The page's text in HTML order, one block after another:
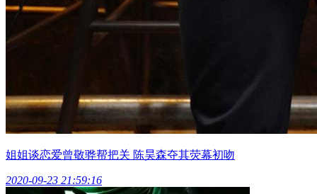
姐姐谈恋爱曾敬骅帮把关 陈昊森夺其荧幕初吻
2020-09-23 21:59:16